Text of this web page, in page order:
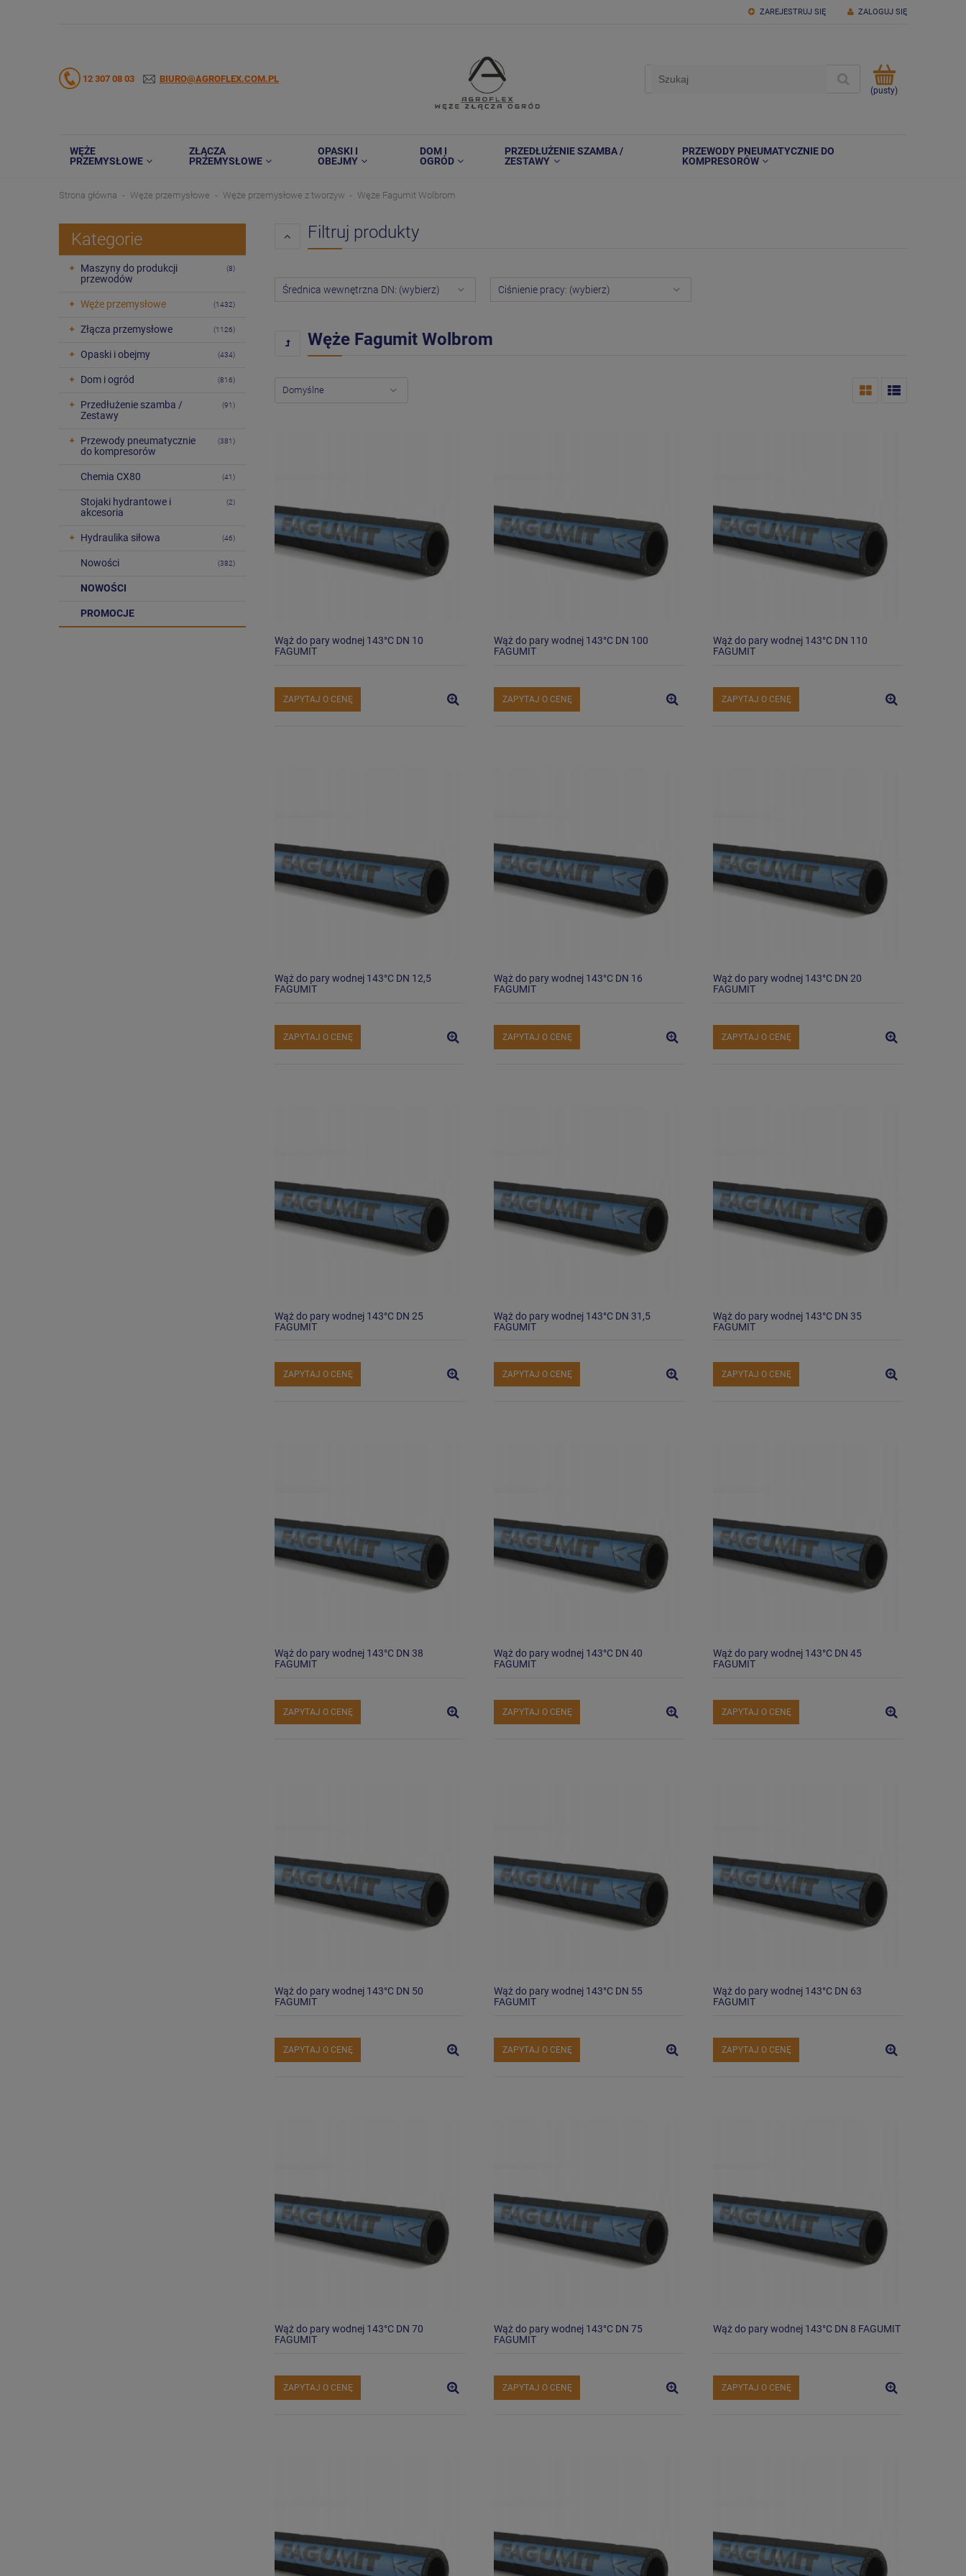
ZAREJESTRUJ SIĘ ZALOGUJ SIĘ
12 307 08 03 BIURO@AGROFLEX.COM.PL
(pusty)
WĘŻE
PRZEMYSŁOWE
ZŁĄCZA
PRZEMYSŁOWE
OPASKI I
OBEJMY
DOM I
OGRÓD
PRZEDŁUŻENIE SZAMBA /
ZESTAWY
PRZEWODY PNEUMATYCZNIE DO
KOMPRESORÓW
Strona główna Węże przemysłowe Węże przemysłowe z tworzyw Węże Fagumit Wolbrom
Kategorie
Maszyny do produkcji
przewodów
(8)
Węże przemysłowe (1432)
Złącza przemysłowe (1126)
Opaski i obejmy (434)
Dom i ogród (816)
Przedłużenie szamba /
Zestawy
(91)
Przewody pneumatycznie
do kompresorów
(381)
Chemia CX80 (41)
Stojaki hydrantowe i
akcesoria
(2)
Hydraulika siłowa (46)
Nowości (382)
NOWOŚCI
PROMOCJE
Filtruj produkty
Średnica wewnętrzna DN: (wybierz) Ciśnienie pracy: (wybierz)
Węże Fagumit Wolbrom
Wąż do pary wodnej 143°C DN 10
FAGUMIT
ZAPYTAJ O CENĘ
Wąż do pary wodnej 143°C DN 100
FAGUMIT
ZAPYTAJ O CENĘ
Wąż do pary wodnej 143°C DN 110
FAGUMIT
ZAPYTAJ O CENĘ
Wąż do pary wodnej 143°C DN 12,5
FAGUMIT
ZAPYTAJ O CENĘ
Wąż do pary wodnej 143°C DN 16
FAGUMIT
ZAPYTAJ O CENĘ
Wąż do pary wodnej 143°C DN 20
FAGUMIT
ZAPYTAJ O CENĘ
Wąż do pary wodnej 143°C DN 25
FAGUMIT
ZAPYTAJ O CENĘ
Wąż do pary wodnej 143°C DN 31,5
FAGUMIT
ZAPYTAJ O CENĘ
Wąż do pary wodnej 143°C DN 35
FAGUMIT
ZAPYTAJ O CENĘ
Wąż do pary wodnej 143°C DN 38
FAGUMIT
ZAPYTAJ O CENĘ
Wąż do pary wodnej 143°C DN 40
FAGUMIT
ZAPYTAJ O CENĘ
Wąż do pary wodnej 143°C DN 45
FAGUMIT
ZAPYTAJ O CENĘ
Wąż do pary wodnej 143°C DN 50
FAGUMIT
ZAPYTAJ O CENĘ
Wąż do pary wodnej 143°C DN 55
FAGUMIT
ZAPYTAJ O CENĘ
Wąż do pary wodnej 143°C DN 63
FAGUMIT
ZAPYTAJ O CENĘ
Wąż do pary wodnej 143°C DN 70
FAGUMIT
ZAPYTAJ O CENĘ
Wąż do pary wodnej 143°C DN 75
FAGUMIT
ZAPYTAJ O CENĘ
Wąż do pary wodnej 143°C DN 8 FAGUMIT
ZAPYTAJ O CENĘ